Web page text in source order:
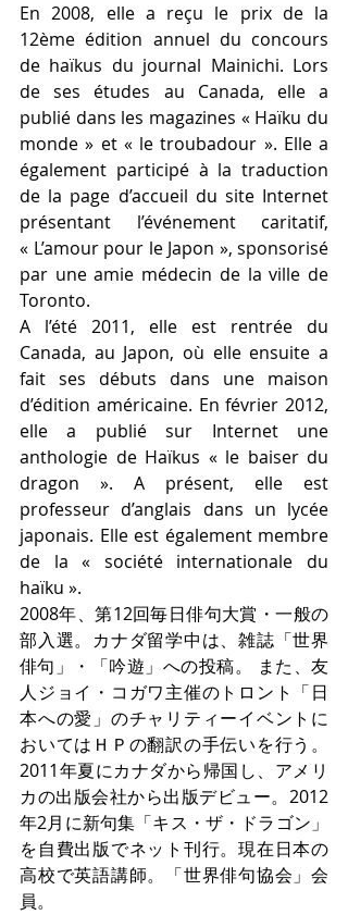
En 2008, elle a reçu le prix de la
12ème édition annuel du concours
de haïkus du journal Mainichi. Lors
de ses études au Canada, elle a
publié dans les magazines « Haïku du
monde » et « le troubadour ». Elle a
également participé à la traduction
de la page d’accueil du site Internet
présentant l’événement caritatif,
« L’amour pour le Japon », sponsorisé
par une amie médecin de la ville de
Toronto.
A l’été 2011, elle est rentrée du
Canada, au Japon, où elle ensuite a
fait ses débuts dans une maison
d’édition américaine. En février 2012,
elle a publié sur Internet une
anthologie de Haïkus « le baiser du
dragon ». A présent, elle est
professeur d’anglais dans un lycée
japonais. Elle est également membre
de la « société internationale du
haïku ».
2008年、第12回毎日俳句大賞・一般の
部入選。カナダ留学中は、雑誌「世界
俳句」・「吟遊」への投稿。 また、友
人ジョイ・コガワ主催のトロント「日
本への愛」のチャリティーイベントに
おいてはＨＰの翻訳の手伝いを行う。
2011年夏にカナダから帰国し、アメリ
カの出版会社から出版デビュー。2012
年2月に新句集「キス・ザ・ドラゴン」
を自費出版でネット刊行。現在日本の
高校で英語講師。「世界俳句協会」会
員。